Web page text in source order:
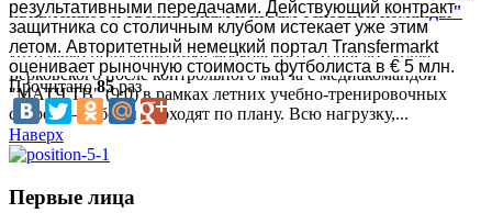
привлекают к тренировкам и играм основной команды"
Интервью полузащитника московского "Торпедо" Ильи
Берковского после контрольного матча с медиакомандой
"МАТЧ ТВ" (9:0) в рамках летних учебно-тренировочных
сборов.— Сборы проходят по плану. Всю нагрузку,...
результативными передачами. Действующий контракт
защитника со столичным клубом истекает уже этим
летом. Авторитетный немецкий портал Transfermarkt
оценивает рыночную стоимость футболиста в € 5 млн.
Прочитано85раз
Наверх
Первые лица